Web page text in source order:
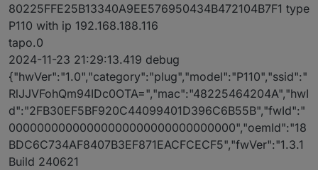
80225FFE25B13340A9EE576950434B472104B7F1 type
P110 with ip 192.168.188.116
tapo.0
2024-11-23 21:29:13.419 debug
{"hwVer":"1.0","category":"plug","model":"P110","ssid":"
RlJJVFohQm94IDc0OTA=","mac":"48225464204A","hwI
d":"2FB30EF5BF920C44099401D396C6B55B","fwId":"
00000000000000000000000000000000","oemId":"18
BDC6C734AF8407B3EF871EACFCECF5","fwVer":"1.3.1
Build 240621